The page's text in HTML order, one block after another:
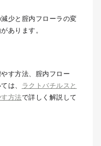
少と腟内フローラの変
あります。
す方法、腟内フロー
は、 ラクトバチルスと
方法で詳しく解説して